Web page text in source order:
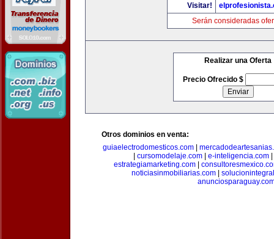
Visitar!
Serán consideradas
Realizar una Oferta
Precio Ofrecido $
Otros dominios en venta:
guiaelectrodomesticos.com
cursomodelaje.com| e-inteligencia.com|
estrategiamarketing.com|
noticiasinmobiliarias.com